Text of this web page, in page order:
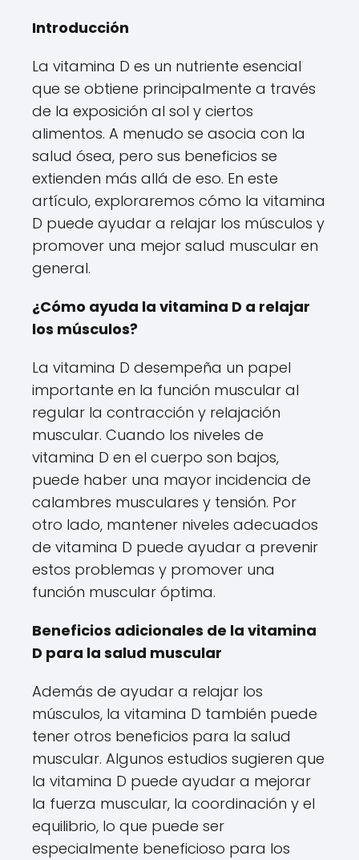
Introducción
La vitamina D es un nutriente esencial
que se obtiene principalmente a través
de la exposición al sol y ciertos
alimentos. A menudo se asocia con la
salud ósea, pero sus beneficios se
extienden más allá de eso. En este
artículo, exploraremos cómo la vitamina
D puede ayudar a relajar los músculos y
promover una mejor salud muscular en
general.
¿Cómo ayuda la vitamina D a relajar
los músculos?
La vitamina D desempeña un papel
importante en la función muscular al
regular la contracción y relajación
muscular. Cuando los niveles de
vitamina D en el cuerpo son bajos,
puede haber una mayor incidencia de
calambres musculares y tensión. Por
otro lado, mantener niveles adecuados
de vitamina D puede ayudar a prevenir
estos problemas y promover una
función muscular óptima.
Beneficios adicionales de la vitamina
D para la salud muscular
Además de ayudar a relajar los
músculos, la vitamina D también puede
tener otros beneficios para la salud
muscular. Algunos estudios sugieren que
la vitamina D puede ayudar a mejorar
la fuerza muscular, la coordinación y el
equilibrio, lo que puede ser
especialmente beneficioso para los